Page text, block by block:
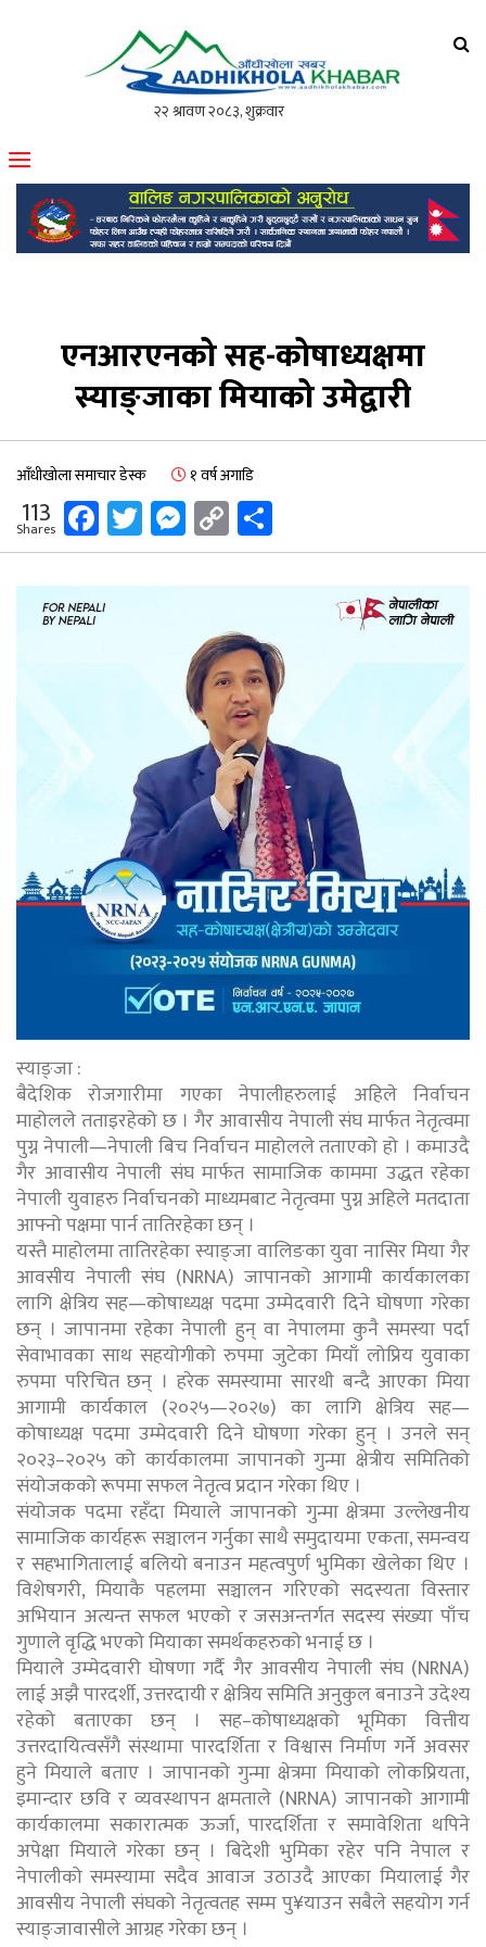
मोफसलकै लोकप्रिय अनलाइन पत्रिका
एनआरएनको सह-कोषाध्यक्षमा
स्याङ्जाका मियाको उमेद्वारी
आँधीखोला समाचार डेस्क १ वर्ष अगाडि
113
Shares Facebook
Twitter
Messenger
Copy
Link
स्याङ्जा :
बैदेशिक रोजगारीमा गएका नेपालीहरुलाई अहिले निर्वाचन
माहोलले तताइरहेको छ । गैर आवासीय नेपाली संघ मार्फत नेतृत्वमा
पुग्न नेपाली—नेपाली बिच निर्वाचन माहोलले तताएको हो । कमाउदै
गैर आवासीय नेपाली संघ मार्फत सामाजिक काममा उद्धत रहेका
नेपाली युवाहरु निर्वाचनको माध्यमबाट नेतृत्वमा पुग्न अहिले मतदाता
आफ्नो पक्षमा पार्न तातिरहेका छन् ।
यस्तै माहोलमा तातिरहेका स्याङ्जा वालिङका युवा नासिर मिया गैर
आवसीय नेपाली संघ (NRNA) जापानको आगामी कार्यकालका
लागि क्षेत्रिय सह—कोषाध्यक्ष पदमा उम्मेदवारी दिने घोषणा गरेका
छन् । जापानमा रहेका नेपाली हुन् वा नेपालमा कुनै समस्या पर्दा
सेवाभावका साथ सहयोगीको रुपमा जुटेका मियाँ लोप्रिय युवाका
रुपमा परिचित छन् । हरेक समस्यामा सारथी बन्दै आएका मिया
आगामी कार्यकाल (२०२५—२०२७) का लागि क्षेत्रिय सह—
कोषाध्यक्ष पदमा उम्मेदवारी दिने घोषणा गरेका हुन् । उनले सन्
२०२३–२०२५ को कार्यकालमा जापानको गुन्मा क्षेत्रीय समितिको
संयोजकको रूपमा सफल नेतृत्व प्रदान गरेका थिए ।
संयोजक पदमा रहँदा मियाले जापानको गुन्मा क्षेत्रमा उल्लेखनीय
सामाजिक कार्यहरू सञ्चालन गर्नुका साथै समुदायमा एकता, समन्वय
र सहभागितालाई बलियो बनाउन महत्वपुर्ण भुमिका खेलेका थिए ।
विशेषगरी, मियाकै पहलमा सञ्चालन गरिएको सदस्यता विस्तार
अभियान अत्यन्त सफल भएको र जसअन्तर्गत सदस्य संख्या पाँच
गुणाले वृद्धि भएको मियाका समर्थकहरुको भनाई छ ।
मियाले उम्मेदवारी घोषणा गर्दै गैर आवसीय नेपाली संघ (NRNA)
लाई अझै पारदर्शी, उत्तरदायी र क्षेत्रिय समिति अनुकुल बनाउने उदेश्य
रहेको बताएका छन् । सह–कोषाध्यक्षको भूमिका वित्तीय
उत्तरदायित्वसँगै संस्थामा पारदर्शिता र विश्वास निर्माण गर्ने अवसर
हुने मियाले बताए । जापानको गुन्मा क्षेत्रमा मियाको लोकप्रियता,
इमान्दार छवि र व्यवस्थापन क्षमताले (NRNA) जापानको आगामी
कार्यकालमा सकारात्मक ऊर्जा, पारदर्शिता र समावेशिता थपिने
अपेक्षा मियाले गरेका छन् । बिदेशी भुमिका रहेर पनि नेपाल र
नेपालीको समस्यामा सदैव आवाज उठाउदै आएका मियालाई गैर
आवसीय नेपाली संघको नेतृत्वतह सम्म पु¥याउन सबैले सहयोग गर्न
स्याङ्जावासीले आग्रह गरेका छन् ।